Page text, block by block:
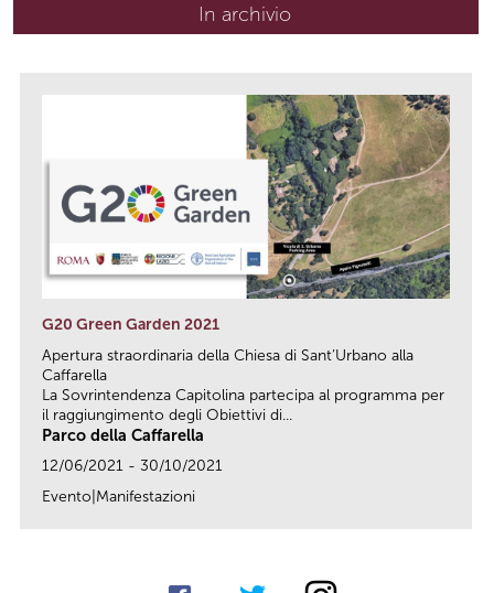
In archivio
G20 Green Garden 2021
Apertura straordinaria della Chiesa di Sant’Urbano alla
Caffarella
La Sovrintendenza Capitolina partecipa al programma per
il raggiungimento degli Obiettivi di...
Parco della Caffarella
12/06/2021 - 30/10/2021
Evento|Manifestazioni